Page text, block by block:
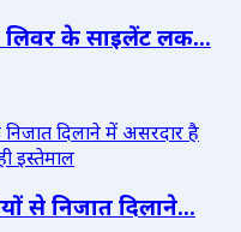
के साइलेंट लक...
से निजात दिलाने...